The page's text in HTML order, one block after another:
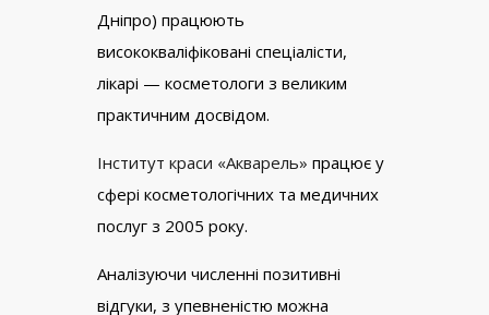
Дніпро) працюють
висококваліфіковані спеціалісти,
лікарі — косметологи з великим
практичним досвідом.
Інститут краси «Акварель» працює у
сфері косметологічних та медичних
послуг з 2005 року.
Аналізуючи численні позитивні
відгуки, з упевненістю можна